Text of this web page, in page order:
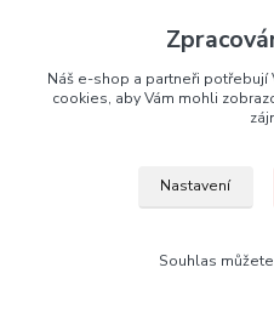
CoolPack batoh Bolt,
1 219,10 Kčbez DPH
Náš e-shop a partneři potřebují
cookies, aby Vám mohli
Nastavení
Souhlas